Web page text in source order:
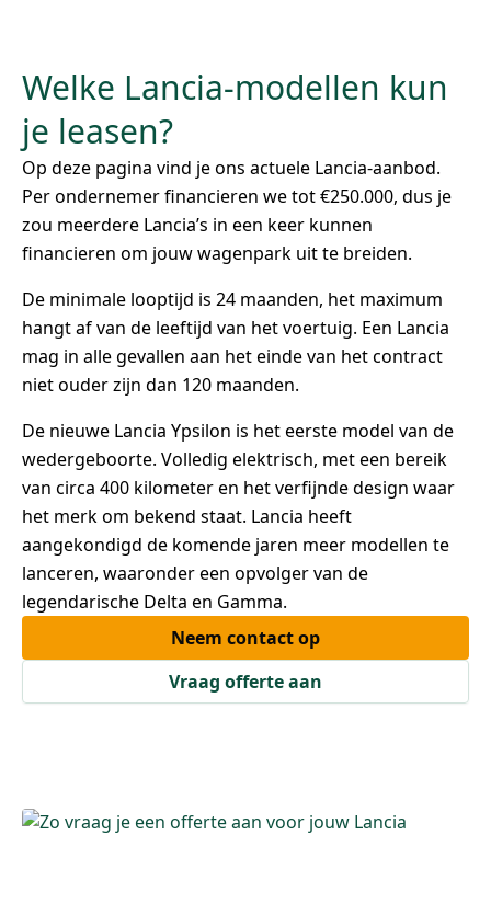
Welke Lancia-modellen kun
je leasen?
Op deze pagina vind je ons actuele Lancia-aanbod.
Per ondernemer financieren we tot €250.000, dus je
zou meerdere Lancia’s in een keer kunnen
financieren om jouw wagenpark uit te breiden.
De minimale looptijd is 24 maanden, het maximum
hangt af van de leeftijd van het voertuig. Een Lancia
mag in alle gevallen aan het einde van het contract
niet ouder zijn dan 120 maanden.
De nieuwe Lancia Ypsilon is het eerste model van de
wedergeboorte. Volledig elektrisch, met een bereik
van circa 400 kilometer en het verfijnde design waar
het merk om bekend staat. Lancia heeft
aangekondigd de komende jaren meer modellen te
lanceren, waaronder een opvolger van de
legendarische Delta en Gamma.
Neem contact op
Vraag offerte aan